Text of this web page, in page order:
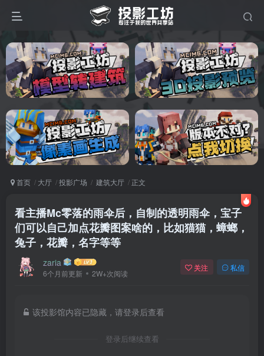
首页 大厅 投影广场 建筑大厅 正文
看主播Mc零落的雨伞后，自制的透明雨伞，宝子
们可以自己加点花瓣图案啥的，比如猫猫，蟑螂，
兔子，花瓣，名字等等
zaria
6个月前更新 2W+次阅读
关注 私信
该投影馆内容已隐藏，请登录后查看
登录后继续查看